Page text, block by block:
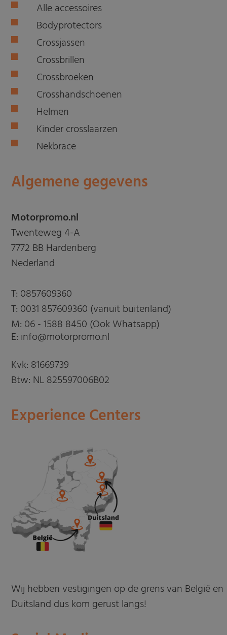
Alle accessoires
Bodyprotectors
Crossjassen
Crossbrillen
Crossbroeken
Crosshandschoenen
Helmen
Kinder crosslaarzen
Nekbrace
Algemene gegevens
Motorpromo.nl
Twenteweg 4-A
7772 BB Hardenberg
Nederland
T: 0857609360
T: 0031 857609360 (vanuit buitenland)
M: 06 - 1588 8450 (Ook Whatsapp)
E: info@motorpromo.nl
Kvk: 81669739
Btw: NL 825597006B02
Experience Centers
Wij hebben vestigingen op de grens van België en
Duitsland dus kom gerust langs!